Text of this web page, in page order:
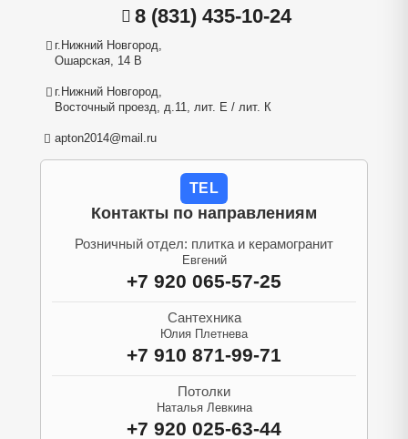
8 (831) 435-10-24
г.Нижний Новгород,
Ошарская, 14 В
г.Нижний Новгород,
Восточный проезд, д.11, лит. Е / лит. К
apton2014@mail.ru
TEL
Контакты по направлениям
Розничный отдел: плитка и керамогранит
Евгений
+7 920 065-57-25
Сантехника
Юлия Плетнева
+7 910 871-99-71
Потолки
Наталья Левкина
+7 920 025-63-44